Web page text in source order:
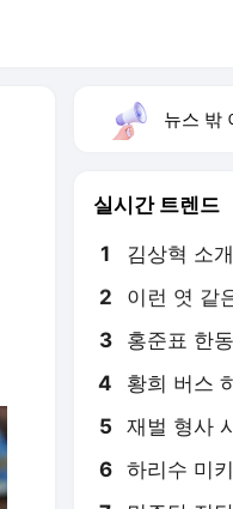
뉴스 밖
실시간 트렌드
1 김상혁 소
2 이런 엿 같
4 황희 버스
5 재벌 형사
6 하리수 미